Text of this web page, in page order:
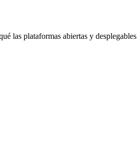
las plataformas abiertas y